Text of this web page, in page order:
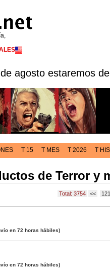
agosto estaremos
T 15 T MES T 2026 T
de Terror y
Total: 3754 << 121
en 72 horas hábiles)
en 72 horas hábiles)